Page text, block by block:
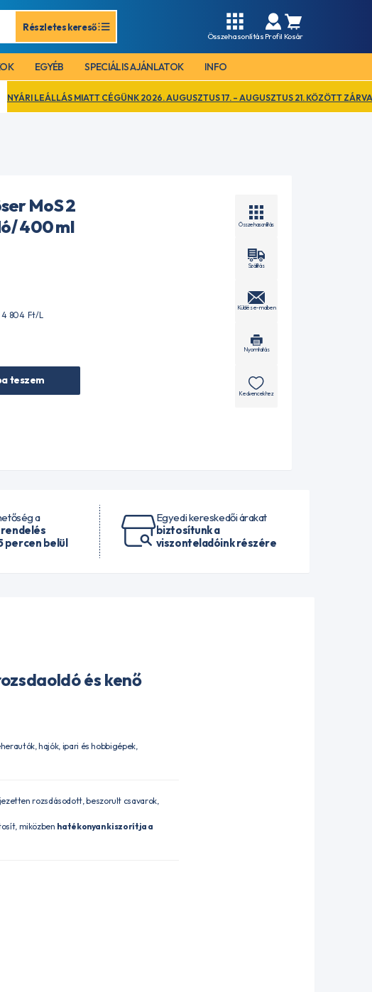
Részletes kereső
Összehasonlítás Profil Kosár
EGYÉB SPECIÁLIS AJÁNLATOK INFO
MIATT CÉGÜNK 2026. AUGUSZTUS 17. – AUGUSZTUS 21. KÖZÖTT ZÁRVA TART. EZ
MoS 2
400 ml
4 804 Ft/L
teszem
Összehasonlítás
Szállítás
Küldés e-mailben
Nyomtatás
Kedvencekhez
a
rendelés
percen belül
Egyedi kereskedői árakat
biztosítunk a
viszonteladóink részére
és kenő
hajók, ipari és hobbigépek,
rozsdásodott, beszorult csavarok,
miközben hatékonyan kiszorítja a